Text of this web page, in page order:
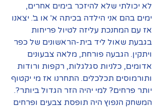
לא יכולתי שלא להיזכר בימים אחרים,
ימים בהם אני הילדה בכיתה א' או ב'. יצאנו
אז עם המחנכת עליזה לטיול פריחות
בגבעת שאול ליד בית-הראשונים של כפר
ויתקין. הגבעה פורחת, מלאה צבעונים
אדומים, כלניות סגלגלות, רקפות ורודות
ותורמוסים תכלכלים. התחרנו אז מי יקטוף
יותר פרחים? למי יהיה הזר הגדול ביותר?.
המשחק הנפוץ היה תופסת צבעים ופרחים